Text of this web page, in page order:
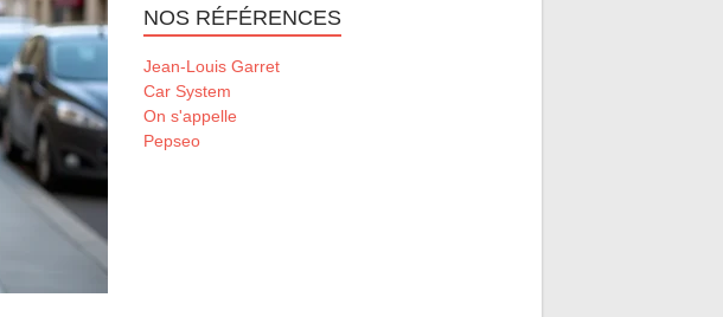
NOS RÉFÉRENCES
Jean-Louis Garret
Car System
On s'appelle
Pepseo